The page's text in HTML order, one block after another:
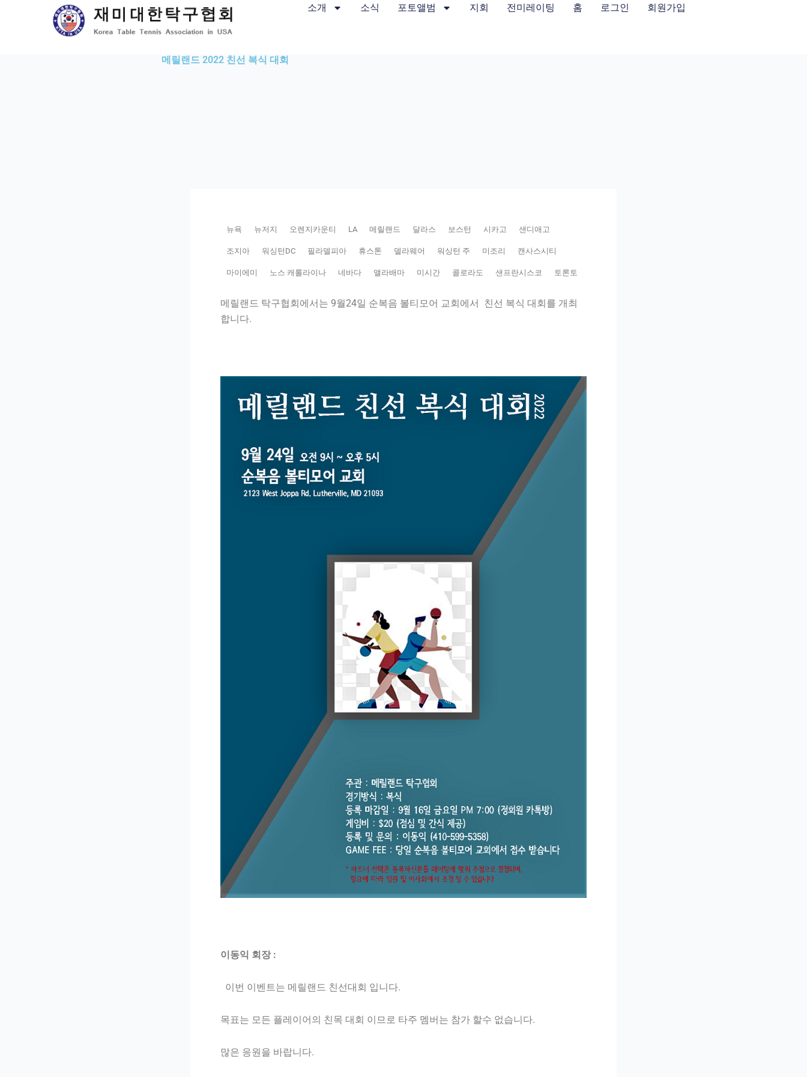
소개 소식 포토앨범 지회 전미레이팅 홈 로그인 회원가입
메릴랜드 2022 친선 복식 대회
뉴욕 뉴저지 오렌지카운티 LA 메릴랜드 달라스 보스턴 시카고 샌디애고
조지아 워싱턴DC 필라델피아 휴스톤 델라웨어 워싱턴 주 미조리 캔사스시티
마이에미 노스 캐롤라이나 네바다 앨라배마 미시간 콜로라도 샌프란시스코 토론토
메릴랜드 탁구협회에서는 9월24일 순복음 볼티모어 교회에서 친선 복식 대회를 개최
합니다.
이동익 회장 :
이번 이벤트는 메릴랜드 친선대회 입니다.
목표는 모든 플레이어의 친목 대회 이므로 타주 멤버는 참가 할수 없습니다.
많은 응원을 바랍니다.